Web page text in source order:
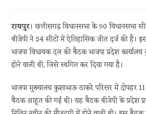
रायपुर। छत्तीसगढ़ विधानसभा के 90 विधानसभा
बीजेपी ने 54 सीटों में ऐतिहासिक जीत दर्ज की
भाजपा विधायक दल की बैठक भाजपा प्रदेश
होने वाली थी, जिसे स्थगित कर दिया गया है।
भाजपा मुख्यालय कुशाभाऊ ठाकरे परिसर में दोपहर
बैठक आहूत की गई थी। यह बैठक बीजेपी के प्रदेश